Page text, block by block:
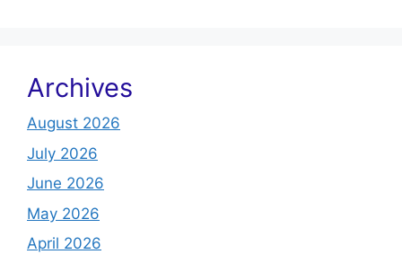
Archives
August 2026
July 2026
June 2026
May 2026
April 2026